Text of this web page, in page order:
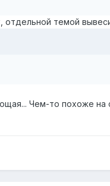
темой
Чем-то похоже